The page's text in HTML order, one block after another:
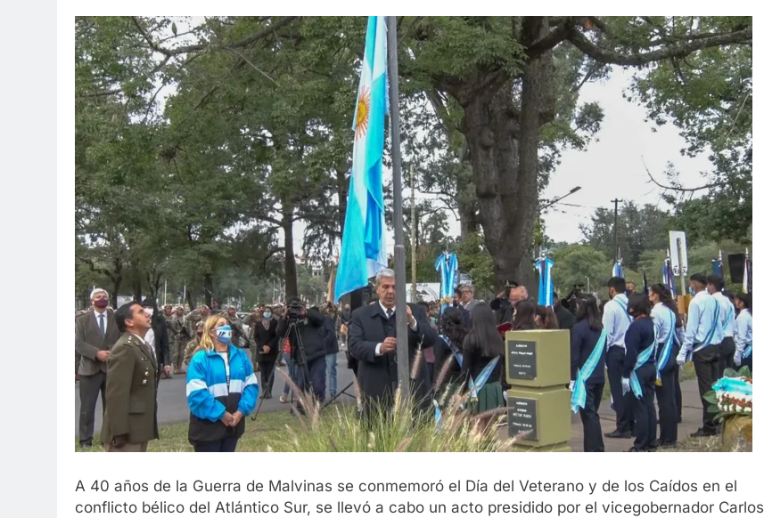
A 40 años de la Guerra de Malvinas se conmemoró el Día del Veterano y de los Caídos en el
conflicto bélico del Atlántico Sur, se llevó a cabo un acto presidido por el vicegobernador Carlos